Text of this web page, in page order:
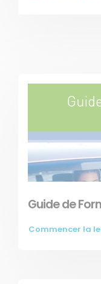
Guide de
Commencer la